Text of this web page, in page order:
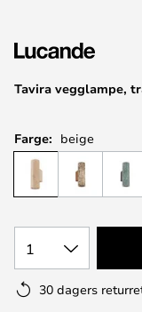
Tavira vegglampe,
Farge: beige
1
30 dagers